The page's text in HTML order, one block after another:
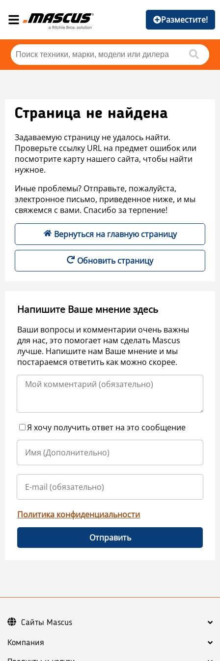
Разместите!
Страница не найдена
Задаваемую страницу не удалось найти.
Проверьте ссылку URL на предмет ошибок или
посмотрите карту нашего сайта, чтобы найти
нужное.
Иные проблемы? Отправьте, пожалуйста,
электронное письмо, приведенное ниже, и мы
свяжемся с вами. Спасибо за терпение!
Вернуться на главную страницу
Обновить страницу
Напишите Ваше мнение здесь
Ваши вопросы и комментарии очень важны
для нас, это помогает нам сделать Mascus
лучше. Напишите нам Ваше мнение и мы
постараемся ответить как можно скорее.
Я хочу получить ответ на это сообщение
Политика конфиденциальности
Отправить
Компания
Сайты Mascus